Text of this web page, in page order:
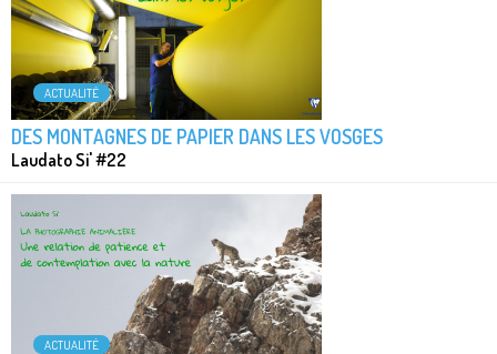
ACTUALITÉ
DES MONTAGNES DE PAPIER DANS LES VOSGES
Laudato Si' #22
ACTUALITÉ